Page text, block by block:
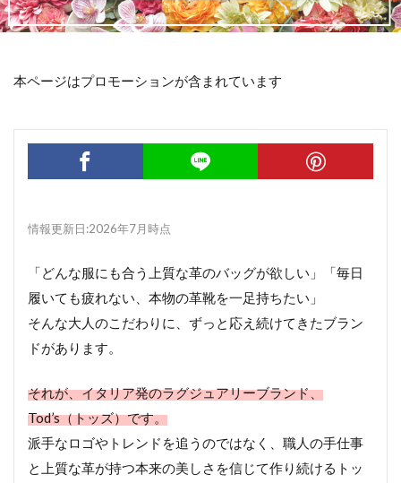
本ページはプロモーションが含まれています
情報更新日:2026年7月時点
「どんな服にも合う上質な革のバッグが欲しい」「毎日
履いても疲れない、本物の革靴を一足持ちたい」
そんな大人のこだわりに、ずっと応え続けてきたブラン
ドがあります。
それが、イタリア発のラグジュアリーブランド、
Tod’s（トッズ）です。
派手なロゴやトレンドを追うのではなく、職人の手仕事
と上質な革が持つ本来の美しさを信じて作り続けるトッ